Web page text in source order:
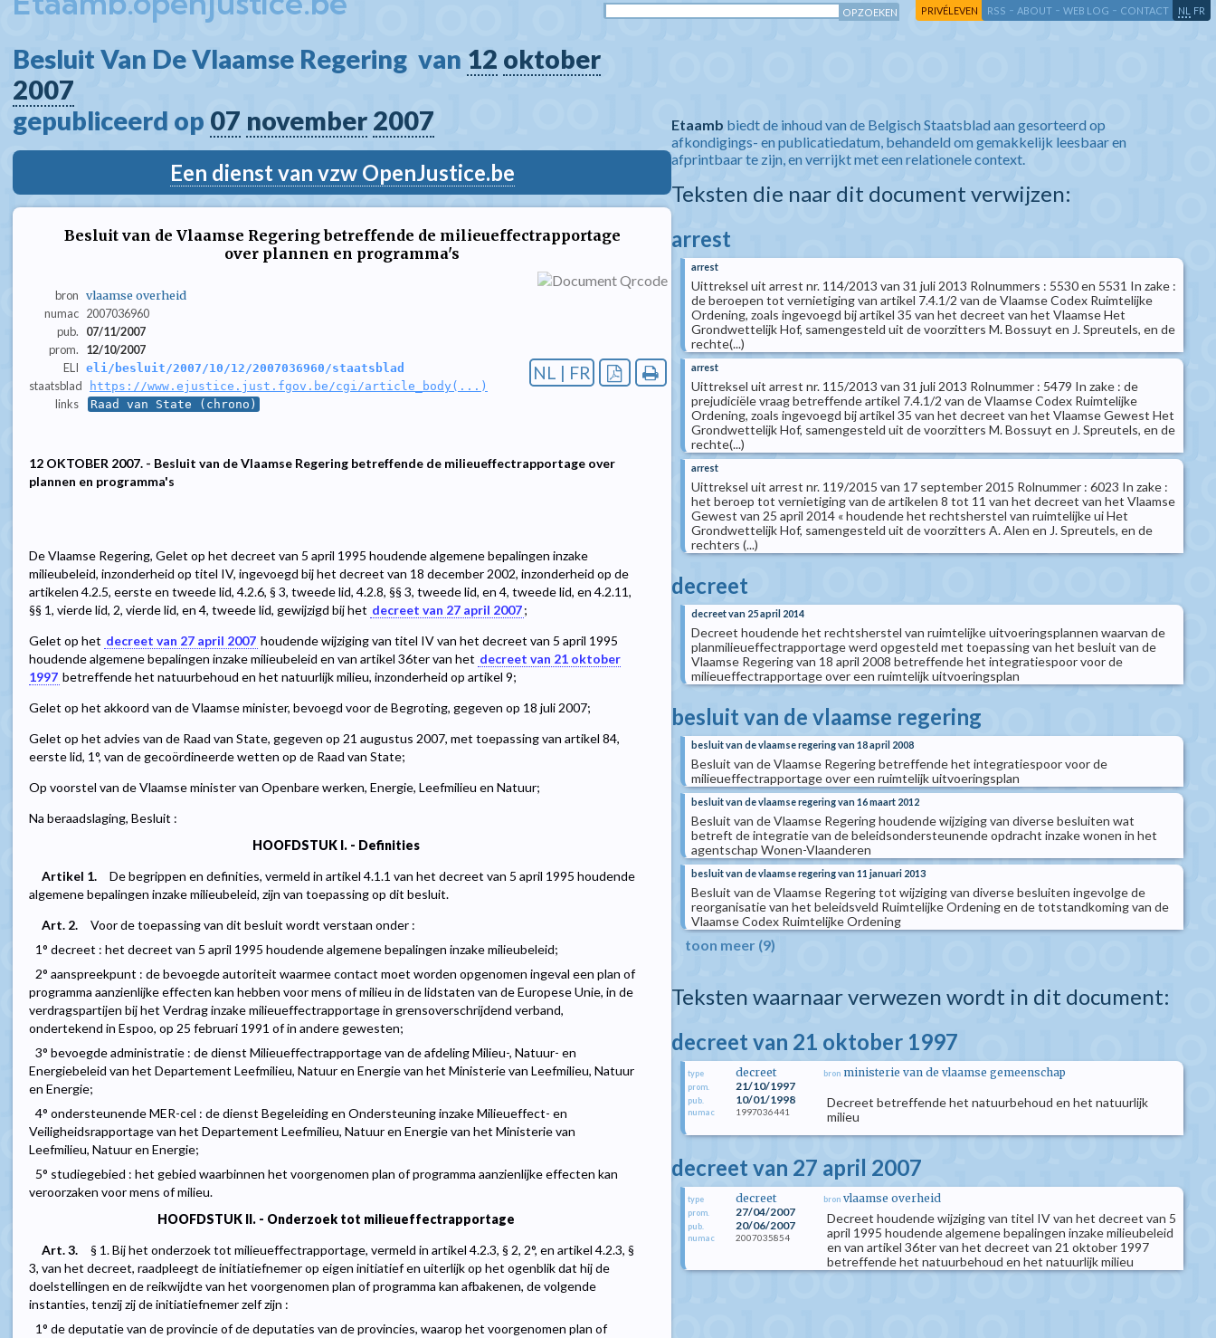
PRIVÉLEVEN RSS - ABOUT - WEB LOG - CONTACT NL FR
Besluit Van De Vlaamse Regering  van 12 oktober
2007
gepubliceerd op 07 november 2007
Een dienst van vzw OpenJustice.be
Besluit van de Vlaamse Regering betreffende de milieueffectrapportage
over plannen en programma's
bron vlaamse overheid
numac 2007036960
pub.
07/11/2007
prom.
12/10/2007
ELI eli/besluit/2007/10/12/2007036960/staatsblad
staatsblad https://www.ejustice.just.fgov.be/cgi/article_body(...)
links Raad van State (chrono)
NL | FR
12 OKTOBER 2007. - Besluit van de Vlaamse Regering betreffende de milieueffectrapportage over
plannen en programma's
De Vlaamse Regering, Gelet op het decreet van 5 april 1995 houdende algemene bepalingen inzake
milieubeleid, inzonderheid op titel IV, ingevoegd bij het decreet van 18 december 2002, inzonderheid op de
artikelen 4.2.5, eerste en tweede lid, 4.2.6, § 3, tweede lid, 4.2.8, §§ 3, tweede lid, en 4, tweede lid, en 4.2.11,
§§ 1, vierde lid, 2, vierde lid, en 4, tweede lid, gewijzigd bij het decreet van 27 april 2007;
Gelet op het decreet van 27 april 2007 houdende wijziging van titel IV van het decreet van 5 april 1995
houdende algemene bepalingen inzake milieubeleid en van artikel 36ter van het decreet van 21 oktober
1997 betreffende het natuurbehoud en het natuurlijk milieu, inzonderheid op artikel 9;
Gelet op het akkoord van de Vlaamse minister, bevoegd voor de Begroting, gegeven op 18 juli 2007;
Gelet op het advies van de Raad van State, gegeven op 21 augustus 2007, met toepassing van artikel 84,
eerste lid, 1°, van de gecoördineerde wetten op de Raad van State;
Op voorstel van de Vlaamse minister van Openbare werken, Energie, Leefmilieu en Natuur;
Na beraadslaging, Besluit :
HOOFDSTUK I. - Definities
Artikel 1.
De begrippen en definities, vermeld in artikel 4.1.1 van het decreet van 5 april 1995 houdende
algemene bepalingen inzake milieubeleid, zijn van toepassing op dit besluit.
Art. 2.
Voor de toepassing van dit besluit wordt verstaan onder :
1° decreet : het decreet van 5 april 1995 houdende algemene bepalingen inzake milieubeleid;
2° aanspreekpunt : de bevoegde autoriteit waarmee contact moet worden opgenomen ingeval een plan of
programma aanzienlijke effecten kan hebben voor mens of milieu in de lidstaten van de Europese Unie, in de
verdragspartijen bij het Verdrag inzake milieueffectrapportage in grensoverschrijdend verband,
ondertekend in Espoo, op 25 februari 1991 of in andere gewesten;
3° bevoegde administratie : de dienst Milieueffectrapportage van de afdeling Milieu-, Natuur- en
Energiebeleid van het Departement Leefmilieu, Natuur en Energie van het Ministerie van Leefmilieu, Natuur
en Energie;
4° ondersteunende MER-cel : de dienst Begeleiding en Ondersteuning inzake Milieueffect- en
Veiligheidsrapportage van het Departement Leefmilieu, Natuur en Energie van het Ministerie van
Leefmilieu, Natuur en Energie;
5° studiegebied : het gebied waarbinnen het voorgenomen plan of programma aanzienlijke effecten kan
veroorzaken voor mens of milieu.
HOOFDSTUK II. - Onderzoek tot milieueffectrapportage
Art. 3.
§ 1. Bij het onderzoek tot milieueffectrapportage, vermeld in artikel 4.2.3, § 2, 2°, en artikel 4.2.3, §
3, van het decreet, raadpleegt de initiatiefnemer op eigen initiatief en uiterlijk op het ogenblik dat hij de
doelstellingen en de reikwijdte van het voorgenomen plan of programma kan afbakenen, de volgende
instanties, tenzij zij de initiatiefnemer zelf zijn :
1° de deputatie van de provincie of de deputaties van de provincies, waarop het voorgenomen plan of
Etaamb biedt de inhoud van de Belgisch Staatsblad aan gesorteerd op
afkondigings- en publicatiedatum, behandeld om gemakkelijk leesbaar en
afprintbaar te zijn, en verrijkt met een relationele context.
Teksten die naar dit document verwijzen:
arrest
arrest
Uittreksel uit arrest nr. 114/2013 van 31 juli 2013 Rolnummers : 5530 en 5531 In zake :
de beroepen tot vernietiging van artikel 7.4.1/2 van de Vlaamse Codex Ruimtelijke
Ordening, zoals ingevoegd bij artikel 35 van het decreet van het Vlaamse Het
Grondwettelijk Hof, samengesteld uit de voorzitters M. Bossuyt en J. Spreutels, en de
rechte(...)
arrest
Uittreksel uit arrest nr. 115/2013 van 31 juli 2013 Rolnummer : 5479 In zake : de
prejudiciële vraag betreffende artikel 7.4.1/2 van de Vlaamse Codex Ruimtelijke
Ordening, zoals ingevoegd bij artikel 35 van het decreet van het Vlaamse Gewest Het
Grondwettelijk Hof, samengesteld uit de voorzitters M. Bossuyt en J. Spreutels, en de
rechte(...)
arrest
Uittreksel uit arrest nr. 119/2015 van 17 september 2015 Rolnummer : 6023 In zake :
het beroep tot vernietiging van de artikelen 8 tot 11 van het decreet van het Vlaamse
Gewest van 25 april 2014 « houdende het rechtsherstel van ruimtelijke ui Het
Grondwettelijk Hof, samengesteld uit de voorzitters A. Alen en J. Spreutels, en de
rechters (...)
decreet
decreet van 25 april 2014
Decreet houdende het rechtsherstel van ruimtelijke uitvoeringsplannen waarvan de
planmilieueffectrapportage werd opgesteld met toepassing van het besluit van de
Vlaamse Regering van 18 april 2008 betreffende het integratiespoor voor de
milieueffectrapportage over een ruimtelijk uitvoeringsplan
besluit van de vlaamse regering
besluit van de vlaamse regering van 18 april 2008
Besluit van de Vlaamse Regering betreffende het integratiespoor voor de
milieueffectrapportage over een ruimtelijk uitvoeringsplan
besluit van de vlaamse regering van 16 maart 2012
Besluit van de Vlaamse Regering houdende wijziging van diverse besluiten wat
betreft de integratie van de beleidsondersteunende opdracht inzake wonen in het
agentschap Wonen-Vlaanderen
besluit van de vlaamse regering van 11 januari 2013
Besluit van de Vlaamse Regering tot wijziging van diverse besluiten ingevolge de
reorganisatie van het beleidsveld Ruimtelijke Ordening en de totstandkoming van de
Vlaamse Codex Ruimtelijke Ordening
toon meer (9)
Teksten waarnaar verwezen wordt in dit document:
decreet van 21 oktober 1997
type decreet
prom. 21/10/1997
pub. 10/01/1998
numac 1997036441
bron ministerie van de vlaamse gemeenschap
Decreet betreffende het natuurbehoud en het natuurlijk
milieu
decreet van 27 april 2007
type decreet
prom. 27/04/2007
pub. 20/06/2007
numac 2007035854
bron vlaamse overheid
Decreet houdende wijziging van titel IV van het decreet van 5
april 1995 houdende algemene bepalingen inzake milieubeleid
en van artikel 36ter van het decreet van 21 oktober 1997
betreffende het natuurbehoud en het natuurlijk milieu